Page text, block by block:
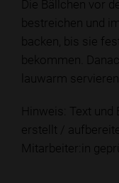
Die Bällchen vor
bestreichen und
backen, bis sie
bekommen.
lauwarm servieren.
Hinweis: Text und
erstellt /
Mitarbeiter:in